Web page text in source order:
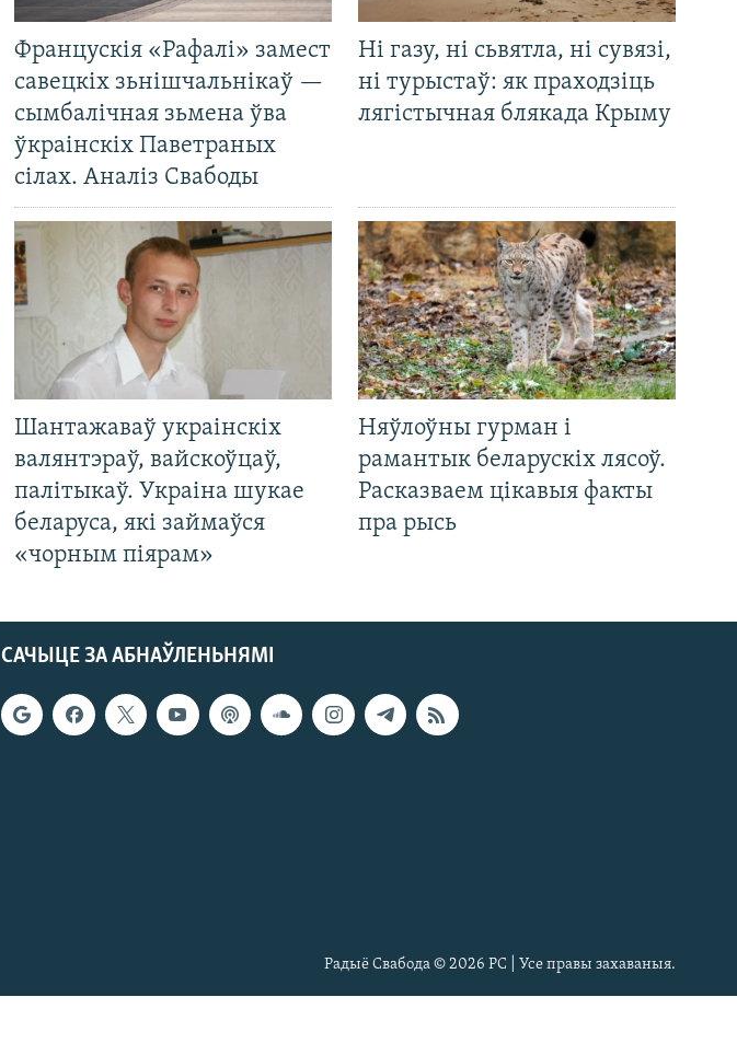
Францускія «Рафалі» замест
савецкіх зьнішчальнікаў —
сымбалічная зьмена ўва
ўкраінскіх Паветраных
сілах. Аналіз Свабоды
Ні газу, ні сьвятла, ні сувязі,
ні турыстаў: як праходзіць
лягістычная блякада Крыму
Шантажаваў украінскіх
валянтэраў, вайскоўцаў,
палітыкаў. Украіна шукае
беларуса, які займаўся
«чорным піярам»
Няўлоўны гурман і
рамантык беларускіх лясоў.
Расказваем цікавыя факты
пра рысь
САЧЫЦЕ ЗА АБНАЎЛЕНЬНЯМІ
Радыё Свабода © 2026 РС | Усе правы захаваныя.